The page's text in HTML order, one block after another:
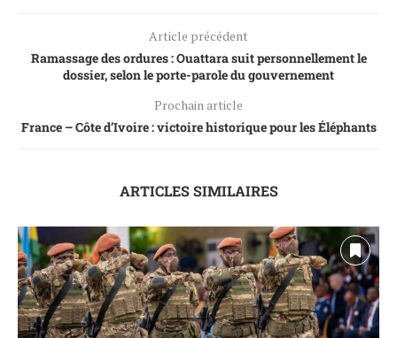
Article précédent
Ramassage des ordures : Ouattara suit personnellement le
dossier, selon le porte-parole du gouvernement
Prochain article
France – Côte d’Ivoire : victoire historique pour les Éléphants
ARTICLES SIMILAIRES